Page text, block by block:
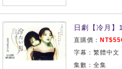
日劇【冷月】
直購價：
字幕：繁體中文
集數：全集